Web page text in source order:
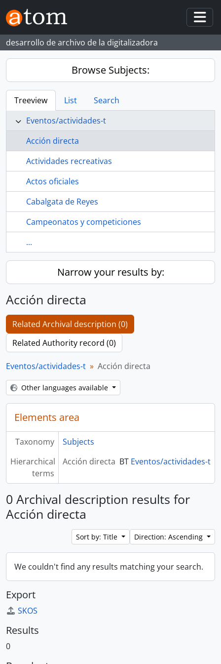
Skip to main content
desarrollo de archivo de la digitalizadora
Browse Subjects:
Treeview List
Search
Eventos/actividades-t
Acción directa
Actividades recreativas
Actos oficiales
Cabalgata de Reyes
Campeonatos y competiciones
...
Narrow your results by:
Acción directa
Related Archival description (0)
Related Authority record (0)
Eventos/actividades-t Acción directa
Other languages available
Elements area
Taxonomy
Subjects
Hierarchical
terms
Acción directa BT Eventos/actividades-t
0 Archival description results for
Acción directa
Sort by: Title Direction: Ascending
We couldn't find any results matching your search.
Export
SKOS
Results
0